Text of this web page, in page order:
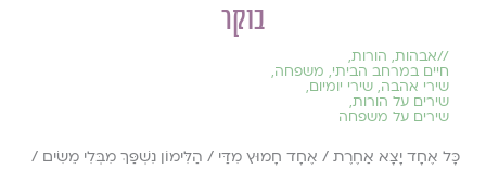
בוקר
//אבהות, הורות,
חיים במרחב הביתי, משפחה,
שירי אהבה, שירי יומיום,
שירים על הורות,
שירים על משפחה
כָּל אֶחָד יָצָא אַחֶרֶת / אֶחָד חָמוּץ מִדַּי / הַלִּימוֹן נִשְׁפַּךְ מִבְּלִי מֵשִׂים /